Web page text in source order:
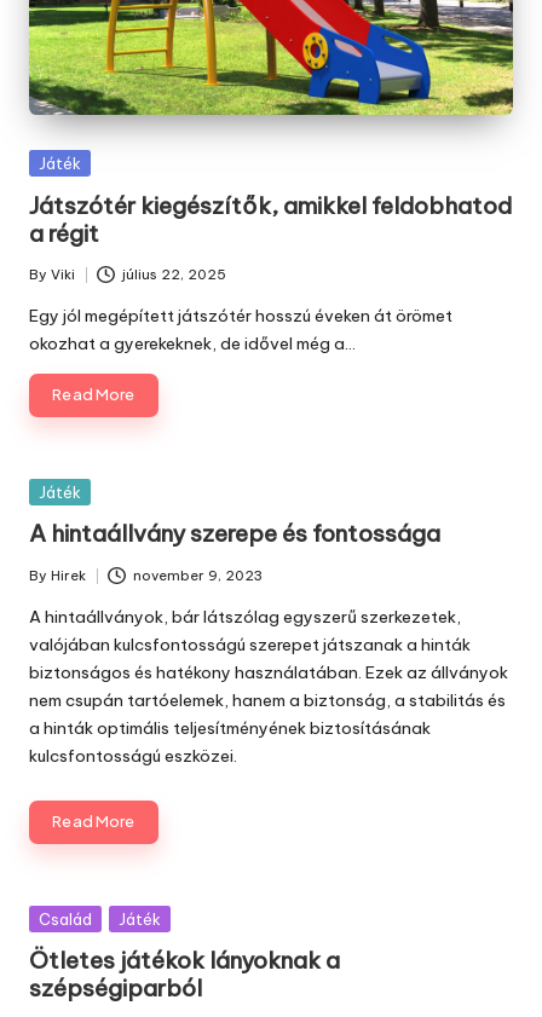
Posted
Játék
Játszótér kiegészítők, amikkel feldobhatod
a régit
Posted
by
By Viki július 22, 2025
Egy jól megépített játszótér hosszú éveken át örömet
okozhat a gyerekeknek, de idővel még a…
Read More
Posted
Játék
A hintaállvány szerepe és fontossága
Posted
by
By Hirek november 9, 2023
A hintaállványok, bár látszólag egyszerű szerkezetek,
valójában kulcsfontosságú szerepet játszanak a hinták
biztonságos és hatékony használatában. Ezek az állványok
nem csupán tartóelemek, hanem a biztonság, a stabilitás és
a hinták optimális teljesítményének biztosításának
kulcsfontosságú eszközei.
Read More
Posted
in
Család Játék
Ötletes játékok lányoknak a
szépségiparból